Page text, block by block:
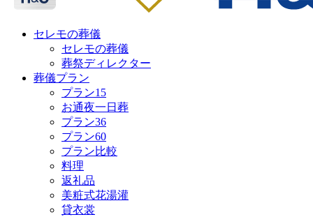
セレモの葬儀
セレモの葬儀
葬祭ディレクター
葬儀プラン
プラン15
お通夜一日葬
プラン36
プラン60
プラン比較
料理
返礼品
美粧式花湯灌
貸衣裳